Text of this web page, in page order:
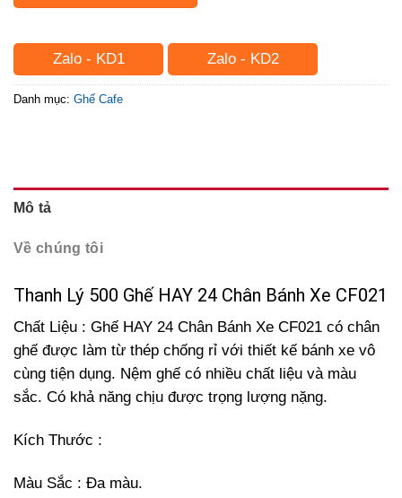
Zalo - KD1 Zalo - KD2
Danh mục: Ghế Cafe
Mô tả
Về chúng tôi
Thanh Lý 500 Ghế HAY 24 Chân Bánh Xe CF021
Chất Liệu : Ghế HAY 24 Chân Bánh Xe CF021 có chân
ghế được làm từ thép chống rỉ với thiết kế bánh xe vô
cùng tiện dụng. Nệm ghế có nhiều chất liệu và màu
sắc. Có khả năng chịu được trọng lượng nặng.
Kích Thước :
Màu Sắc : Đa màu.